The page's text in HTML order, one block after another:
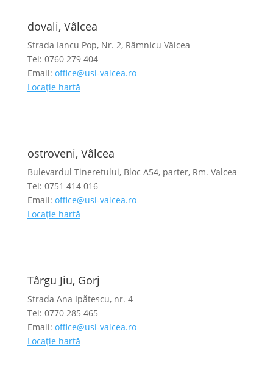
dovali, Vâlcea
Strada Iancu Pop, Nr. 2, Râmnicu Vâlcea
Tel: 0760 279 404
Email: office@usi-valcea.ro
Locație hartă
ostroveni, Vâlcea
Bulevardul Tineretului, Bloc A54, parter, Rm. Valcea
Tel: 0751 414 016
Email: office@usi-valcea.ro
Locație hartă
Târgu Jiu, Gorj
Strada Ana Ipătescu, nr. 4
Tel: 0770 285 465
Email: office@usi-valcea.ro
Locație hartă